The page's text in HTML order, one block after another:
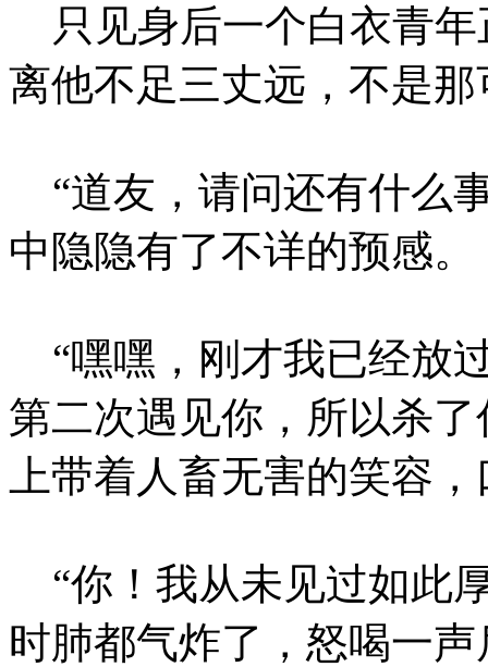
只见身后一个白衣青年
离他不足三丈远，不是
“道友，请问还有什么
中隐隐有了不详的预感。
“嘿嘿，刚才我已经放
第二次遇见你，所以杀
上带着人畜无害的笑容
“你！我从未见过如此
时肺都气炸了，怒喝一